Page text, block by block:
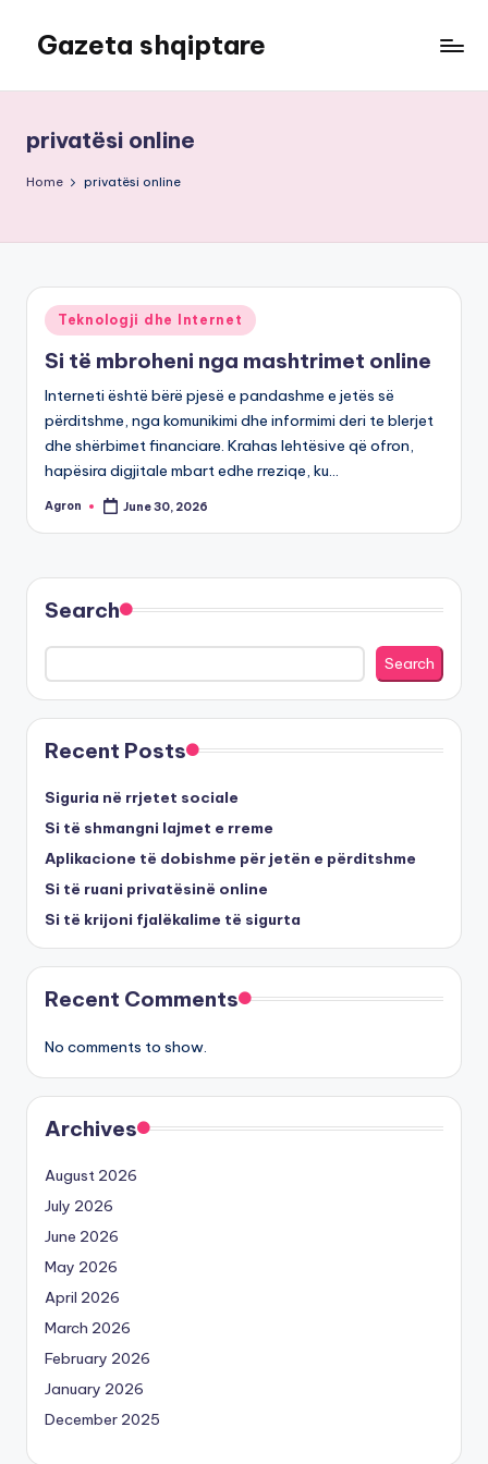
content
Gazeta shqiptare
privatësi online
Home privatësi online
Posted
in
Teknologji dhe Internet
Si të mbroheni nga mashtrimet online
Interneti është bërë pjesë e pandashme e jetës së
përditshme, nga komunikimi dhe informimi deri te blerjet
dhe shërbimet financiare. Krahas lehtësive që ofron,
hapësira digjitale mbart edhe rreziqe, ku…
Posted
Agron June 30, 2026
Search
Search
Recent Posts
Siguria në rrjetet sociale
Si të shmangni lajmet e rreme
Aplikacione të dobishme për jetën e përditshme
Si të ruani privatësinë online
Si të krijoni fjalëkalime të sigurta
Recent Comments
No comments to show.
Archives
August 2026
July 2026
June 2026
May 2026
April 2026
March 2026
February 2026
January 2026
December 2025